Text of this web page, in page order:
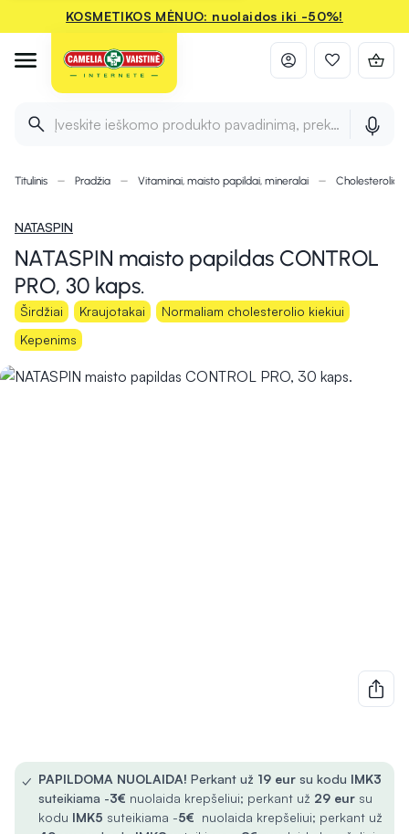
KOSMETIKOS MĖNUO: nuolaidos iki -50%!
Įveskite ieškomo produkto pavadinimą, prekės ženklą ir
Titulinis Pradžia Vitaminai, maisto papildai, mineralai Cholesterolio
NATASPIN
NATASPIN maisto papildas CONTROL
PRO, 30 kaps.
Širdžiai Kraujotakai
Normaliam cholesterolio kiekiui
Kepenims
✓ PAPILDOMA NUOLAIDA! Perkant už 19 eur su kodu IMK3
suteikiama -3€ nuolaida krepšeliui; perkant už 29 eur su
kodu IMK5 suteikiama -5€ nuolaida krepšeliui; perkant už